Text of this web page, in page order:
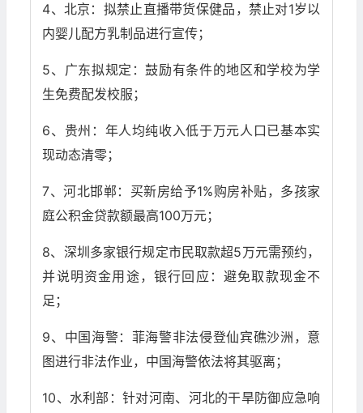
4、北京：拟禁止直播带货保健品，禁止对1岁以
内婴儿配方乳制品进行宣传；
5、广东拟规定：鼓励有条件的地区和学校为学
生免费配发校服；
6、贵州：年人均纯收入低于万元人口已基本实
现动态清零；
7、河北邯郸：买新房给予1%购房补贴，多孩家
庭公积金贷款额最高100万元；
8、深圳多家银行规定市民取款超5万元需预约，
并说明资金用途，银行回应：避免取款现金不
足；
9、中国海警：菲海警非法侵登仙宾礁沙洲，意
图进行非法作业，中国海警依法将其驱离；
10、水利部：针对河南、河北的干旱防御应急响